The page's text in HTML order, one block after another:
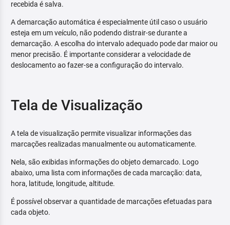
recebida é salva.
A demarcação automática é especialmente útil caso o usuário
esteja em um veículo, não podendo distrair-se durante a
demarcação. A escolha do intervalo adequado pode dar maior ou
menor precisão. É importante considerar a velocidade de
deslocamento ao fazer-se a configuração do intervalo.
Tela de Visualização
A tela de visualização permite visualizar informações das
marcações realizadas manualmente ou automaticamente.
Nela, são exibidas informações do objeto demarcado. Logo
abaixo, uma lista com informações de cada marcação: data,
hora, latitude, longitude, altitude.
É possível observar a quantidade de marcações efetuadas para
cada objeto.